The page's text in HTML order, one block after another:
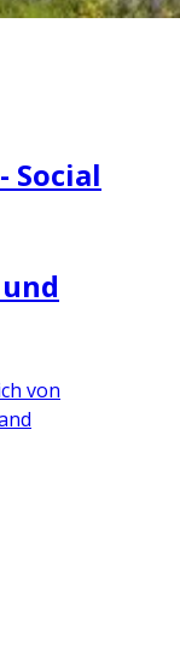
Social
von